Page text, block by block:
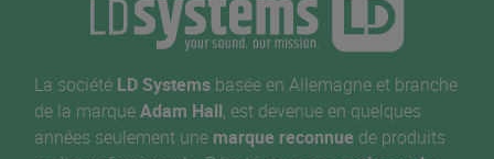
La société LD Systems basée en Allemagne et branche
de la marqueAdam Hall, est devenue en quelques
années seulement une marque reconnue de produits